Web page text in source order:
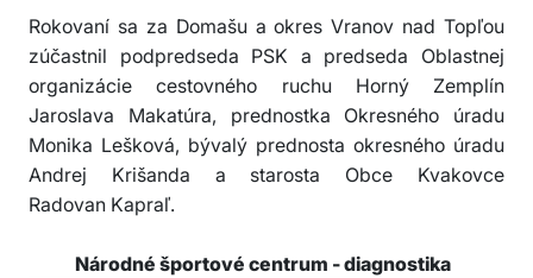
Rokovaní sa za Domašu a okres Vranov nad Topľou
zúčastnil podpredseda PSK a predseda Oblastnej
organizácie cestovného ruchu Horný Zemplín
Jaroslava Makatúra, prednostka Okresného úradu
Monika Lešková, bývalý prednosta okresného úradu
Andrej Krišanda a starosta Obce Kvakovce
Radovan Kapraľ.
Národné športové centrum - diagnostika